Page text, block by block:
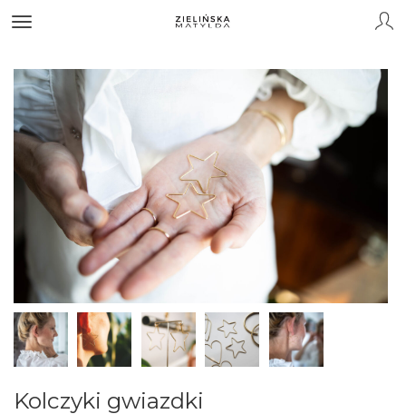
Kolczyki gwiazdki